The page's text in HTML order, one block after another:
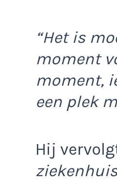
“Het is
moment
moment,
een plek
Hij